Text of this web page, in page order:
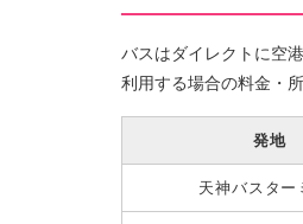
バスはダイレクトに空
利用する場合の料金・
発地
天神バスター